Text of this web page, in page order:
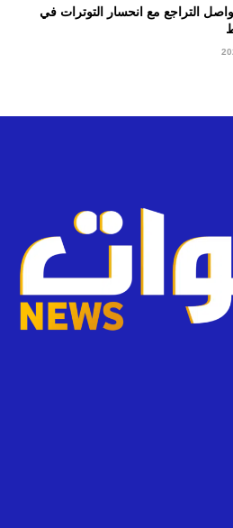
التراجع مع انحسار التوترات في